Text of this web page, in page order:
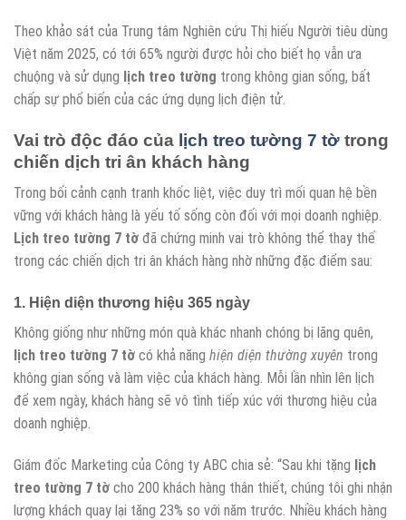
Theo khảo sát của Trung tâm Nghiên cứu Thị hiếu Người tiêu dùng
Việt năm 2025, có tới 65% người được hỏi cho biết họ vẫn ưa
chuộng và sử dụng lịch treo tường trong không gian sống, bất
chấp sự phổ biến của các ứng dụng lịch điện tử.
Vai trò độc đáo của lịch treo tường 7 tờ trong
chiến dịch tri ân khách hàng
Trong bối cảnh cạnh tranh khốc liệt, việc duy trì mối quan hệ bền
vững với khách hàng là yếu tố sống còn đối với mọi doanh nghiệp.
Lịch treo tường 7 tờ đã chứng minh vai trò không thể thay thế
trong các chiến dịch tri ân khách hàng nhờ những đặc điểm sau:
1. Hiện diện thương hiệu 365 ngày
Không giống như những món quà khác nhanh chóng bị lãng quên,
lịch treo tường 7 tờ có khả năng hiện diện thường xuyên trong
không gian sống và làm việc của khách hàng. Mỗi lần nhìn lên lịch
để xem ngày, khách hàng sẽ vô tình tiếp xúc với thương hiệu của
doanh nghiệp.
Giám đốc Marketing của Công ty ABC chia sẻ: “Sau khi tặng lịch
treo tường 7 tờ cho 200 khách hàng thân thiết, chúng tôi ghi nhận
lượng khách quay lại tăng 23% so với năm trước. Nhiều khách hàng